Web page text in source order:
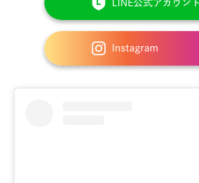
は
こ
ち
ら
ン
ス
タ